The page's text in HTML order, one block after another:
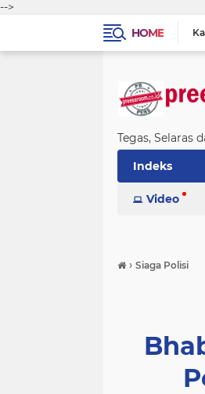
-->
HOME
Tegas, Selaras
Indeks
Video
› Siaga Polisi